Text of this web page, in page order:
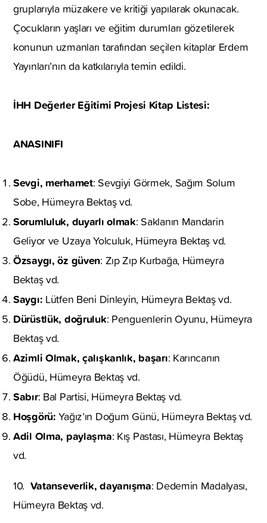
gruplarıyla müzakere ve kritiği yapılarak okunacak.
Çocukların yaşları ve eğitim durumları gözetilerek
konunun uzmanları tarafından seçilen kitaplar Erdem
Yayınları’nın da katkılarıyla temin edildi.
İHH Değerler Eğitimi Projesi Kitap Listesi:
ANASINIFI
Sevgi, merhamet: Sevgiyi Görmek, Sağım Solum
Sobe, Hümeyra Bektaş vd.
Sorumluluk, duyarlı olmak: Saklanın Mandarin
Geliyor ve Uzaya Yolculuk, Hümeyra Bektaş vd.
Özsaygı, öz güven: Zıp Zıp Kurbağa, Hümeyra
Bektaş vd.
Saygı: Lütfen Beni Dinleyin, Hümeyra Bektaş vd.
Dürüstlük, doğruluk: Penguenlerin Oyunu, Hümeyra
Bektaş vd.
Azimli Olmak, çalışkanlık, başarı: Karıncanın
Öğüdü, Hümeyra Bektaş vd.
Sabır: Bal Partisi, Hümeyra Bektaş vd.
Hoşgörü: Yağız’ın Doğum Günü, Hümeyra Bektaş vd.
Adil Olma, paylaşma: Kış Pastası, Hümeyra Bektaş
vd.
10. Vatanseverlik, dayanışma: Dedemin Madalyası,
Hümeyra Bektaş vd.